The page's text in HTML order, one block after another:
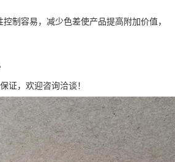
制容易，减少色差使产品提高附加价值，
证，欢迎咨询洽谈！